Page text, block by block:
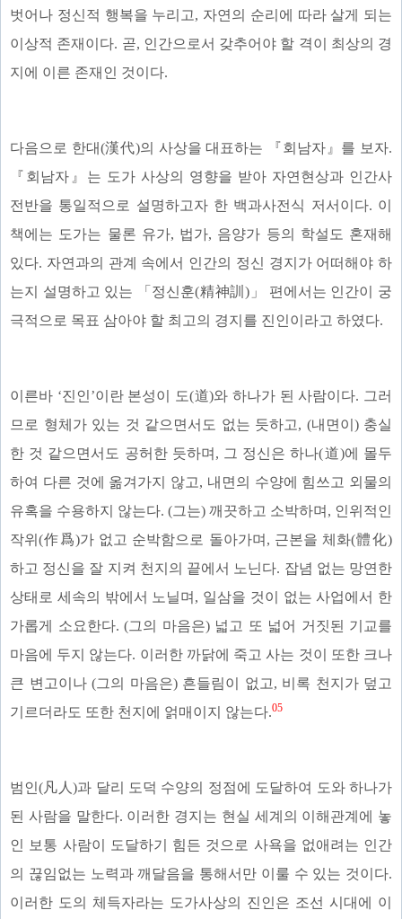
벗어나 정신적 행복을 누리고, 자연의 순리에 따라 살게 되는
이상적 존재이다. 곧, 인간으로서 갖추어야 할 격이 최상의 경
지에 이른 존재인 것이다.
다음으로 한대(漢代)의 사상을 대표하는 『회남자』를 보자.
『회남자』는 도가 사상의 영향을 받아 자연현상과 인간사
전반을 통일적으로 설명하고자 한 백과사전식 저서이다. 이
책에는 도가는 물론 유가, 법가, 음양가 등의 학설도 혼재해
있다. 자연과의 관계 속에서 인간의 정신 경지가 어떠해야 하
는지 설명하고 있는 「정신훈(精神訓)」 편에서는 인간이 궁
극적으로 목표 삼아야 할 최고의 경지를 진인이라고 하였다.
이른바 ‘진인’이란 본성이 도(道)와 하나가 된 사람이다. 그러
므로 형체가 있는 것 같으면서도 없는 듯하고, (내면이) 충실
한 것 같으면서도 공허한 듯하며, 그 정신은 하나(道)에 몰두
하여 다른 것에 옮겨가지 않고, 내면의 수양에 힘쓰고 외물의
유혹을 수용하지 않는다. (그는) 깨끗하고 소박하며, 인위적인
작위(作爲)가 없고 순박함으로 돌아가며, 근본을 체화(體化)
하고 정신을 잘 지켜 천지의 끝에서 노닌다. 잡념 없는 망연한
상태로 세속의 밖에서 노닐며, 일삼을 것이 없는 사업에서 한
가롭게 소요한다. (그의 마음은) 넓고 또 넓어 거짓된 기교를
마음에 두지 않는다. 이러한 까닭에 죽고 사는 것이 또한 크나
큰 변고이나 (그의 마음은) 흔들림이 없고, 비록 천지가 덮고
기르더라도 또한 천지에 얽매이지 않는다.05
범인(凡人)과 달리 도덕 수양의 정점에 도달하여 도와 하나가
된 사람을 말한다. 이러한 경지는 현실 세계의 이해관계에 놓
인 보통 사람이 도달하기 힘든 것으로 사욕을 없애려는 인간
의 끊임없는 노력과 깨달음을 통해서만 이룰 수 있는 것이다.
이러한 도의 체득자라는 도가사상의 진인은 조선 시대에 이